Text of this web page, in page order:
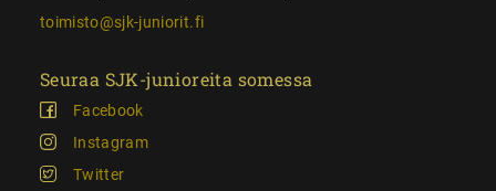
toimisto@sjk-juniorit.fi
Seuraa SJK-junioreita somessa
Facebook
Instagram
Twitter